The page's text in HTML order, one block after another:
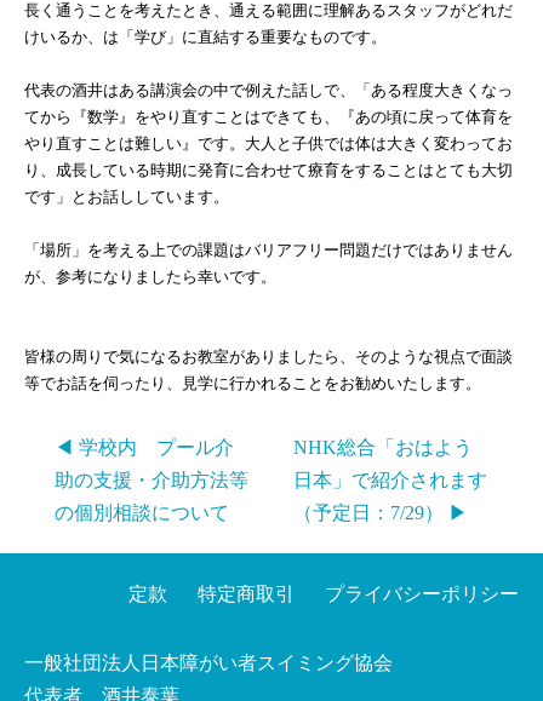
長く通うことを考えたとき、通える範囲に理解あるスタッフがどれだ
けいるか、は「学び」に直結する重要なものです。
代表の酒井はある講演会の中で例えた話しで、「ある程度大きくなっ
てから『数学』をやり直すことはできても、『あの頃に戻って体育を
やり直すことは難しい』です。大人と子供では体は大きく変わってお
り、成長している時期に発育に合わせて療育をすることはとても大切
です」とお話ししています。
「場所」を考える上での課題はバリアフリー問題だけではありません
が、参考になりましたら幸いです。
皆様の周りで気になるお教室がありましたら、そのような視点で面談
等でお話を伺ったり、見学に行かれることをお勧めいたします。
◀ 学校内 プール介
助の支援・介助方法等
の個別相談について
NHK総合「おはよう
日本」で紹介されます
（予定日：7/29） ▶
一般社団法人日本障がい者スイミング協会
代表者 酒井泰葉
定款 特定商取引 プライバシーポリシー